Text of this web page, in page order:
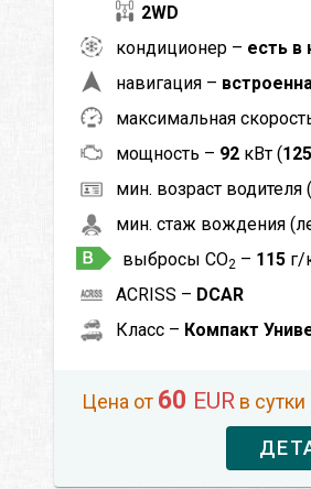
2WD
кондиционер – есть в
навигация –
максимальная
мощность – 92 кВт (125
мин. возраст водителя
мин. стаж вождения
выбросы CO2 – 115 г/
ACRISS – DCAR
Класс – Компакт
Цена от 60 EUR в сутки